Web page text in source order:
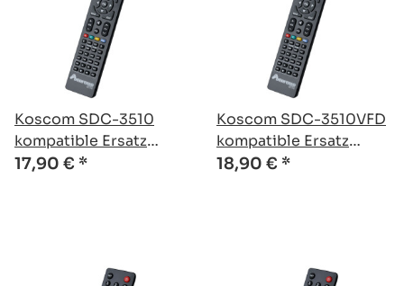
Koscom SDC-3510
kompatible Ersatz
Fernbedienung
17,90 € *
Koscom SDC-3510VFD
kompatible Ersatz
Fernbedienung
18,90 € *